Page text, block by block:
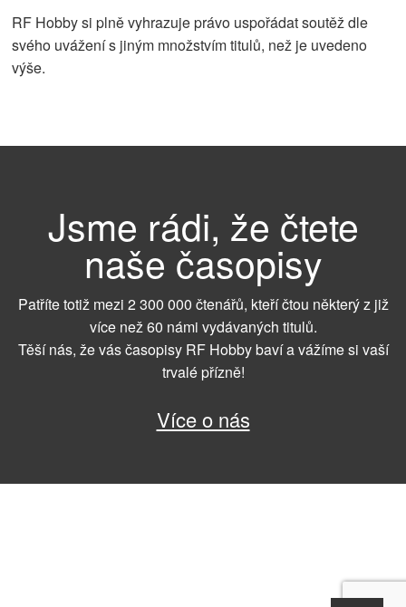
RF Hobby si plně vyhrazuje právo uspořádat soutěž dle
svého uvážení s jiným množstvím titulů, než je uvedeno
výše.
Jsme rádi, že čtete
naše časopisy
Patříte totiž mezi 2 300 000 čtenářů, kteří čtou některý z již
více než 60 námi vydávaných titulů.
Těší nás, že vás časopisy RF Hobby baví a vážíme si vaší
trvalé přízně!
Více o nás